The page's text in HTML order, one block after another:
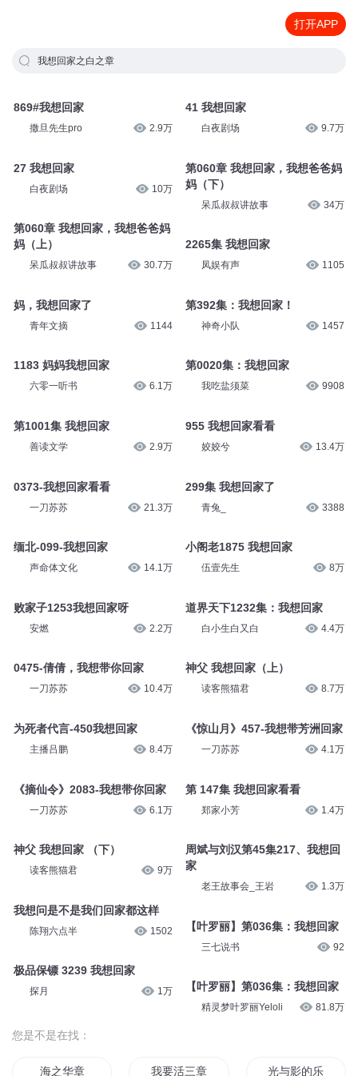
打开APP
我想回家之白之章
869#我想回家
撒旦先生pro 2.9万
27 我想回家
白夜剧场 10万
第060章 我想回家，我想爸爸妈
妈（上）
呆瓜叔叔讲故事 30.7万
妈，我想回家了
青年文摘 1144
1183 妈妈我想回家
六零一听书 6.1万
第1001集 我想回家
善读文学 2.9万
0373-我想回家看看
一刀苏苏 21.3万
缅北-099-我想回家
声命体文化 14.1万
败家子1253我想回家呀
安燃 2.2万
0475-倩倩，我想带你回家
一刀苏苏 10.4万
为死者代言-450我想回家
主播吕鹏 8.4万
《摘仙令》2083-我想带你回家
一刀苏苏 6.1万
神父 我想回家 （下）
读客熊猫君 9万
我想问是不是我们回家都这样
陈翔六点半 1502
极品保镖 3239 我想回家
探月 1万
41 我想回家
白夜剧场 9.7万
第060章 我想回家，我想爸爸妈
妈（下）
呆瓜叔叔讲故事 34万
2265集 我想回家
凤娱有声 1105
第392集：我想回家！
神奇小队 1457
第0020集：我想回家
我吃盐须菜 9908
955 我想回家看看
姣姣兮 13.4万
299集 我想回家了
青兔_ 3388
小阁老1875 我想回家
伍壹先生 8万
道界天下1232集：我想回家
白小生白又白 4.4万
神父 我想回家（上）
读客熊猫君 8.7万
《惊山月》457-我想带芳洲回家
一刀苏苏 4.1万
第 147集 我想回家看看
郑家小芳 1.4万
周斌与刘汉第45集217、我想回
家
老王故事会_王岩 1.3万
【叶罗丽】第036集：我想回家
三七说书 92
【叶罗丽】第036集：我想回家
精灵梦叶罗丽Yeloli 81.8万
您是不是在找：
海之华章 我要活三章 光与影的乐章